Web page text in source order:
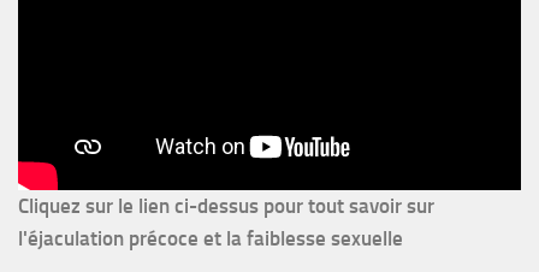
Cliquez sur le lien ci-dessus pour tout savoir sur
l'éjaculation précoce et la faiblesse sexuelle